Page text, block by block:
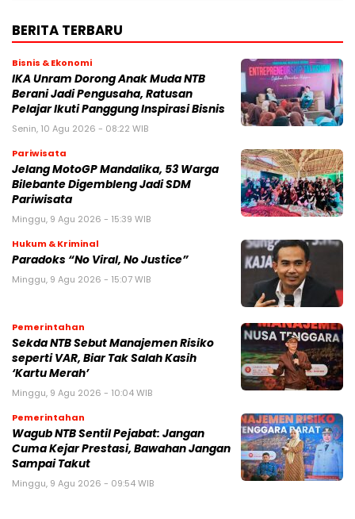
BERITA TERBARU
Bisnis & Ekonomi
IKA Unram Dorong Anak Muda NTB
Berani Jadi Pengusaha, Ratusan
Pelajar Ikuti Panggung Inspirasi Bisnis
Senin, 10 Agu 2026 - 08:22 WIB
Pariwisata
Jelang MotoGP Mandalika, 53 Warga
Bilebante Digembleng Jadi SDM
Pariwisata
Minggu, 9 Agu 2026 - 15:39 WIB
Hukum & Kriminal
Paradoks “No Viral, No Justice”
Minggu, 9 Agu 2026 - 15:07 WIB
Pemerintahan
Sekda NTB Sebut Manajemen Risiko
seperti VAR, Biar Tak Salah Kasih
‘Kartu Merah’
Minggu, 9 Agu 2026 - 10:04 WIB
Pemerintahan
Wagub NTB Sentil Pejabat: Jangan
Cuma Kejar Prestasi, Bawahan Jangan
Sampai Takut
Minggu, 9 Agu 2026 - 09:54 WIB